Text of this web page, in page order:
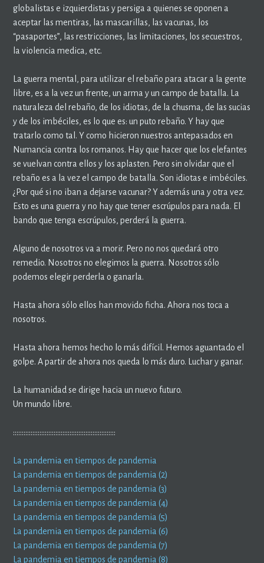
globalistas e izquierdistas y persiga a quienes se oponen a
aceptar las mentiras, las mascarillas, las vacunas, los
“pasaportes”, las restricciones, las limitaciones, los secuestros,
la violencia medica, etc.
La guerra mental, para utilizar el rebaño para atacar a la gente
libre, es a la vez un frente, un arma y un campo de batalla. La
naturaleza del rebaño, de los idiotas, de la chusma, de las sucias
y de los imbéciles, es lo que es: un puto rebaño. Y hay que
tratarlo como tal. Y como hicieron nuestros antepasados en
Numancia contra los romanos. Hay que hacer que los elefantes
se vuelvan contra ellos y los aplasten. Pero sin olvidar que el
rebaño es a la vez el campo de batalla. Son idiotas e imbéciles.
¿Por qué si no iban a dejarse vacunar? Y además una y otra vez.
Esto es una guerra y no hay que tener escrúpulos para nada. El
bando que tenga escrúpulos, perderá la guerra.
Alguno de nosotros va a morir. Pero no nos quedará otro
remedio. Nosotros no elegimos la guerra. Nosotros sólo
podemos elegir perderla o ganarla.
Hasta ahora sólo ellos han movido ficha. Ahora nos toca a
nosotros.
Hasta ahora hemos hecho lo más difícil. Hemos aguantado el
golpe. A partir de ahora nos queda lo más duro. Luchar y ganar.
La humanidad se dirige hacia un nuevo futuro.
Un mundo libre.
::::::::::::::::::::::::::::::::::::::::::::::::::::::::::
La pandemia en tiempos de pandemia
La pandemia en tiempos de pandemia (2)
La pandemia en tiempos de pandemia (3)
La pandemia en tiempos de pandemia (4)
La pandemia en tiempos de pandemia (5)
La pandemia en tiempos de pandemia (6)
La pandemia en tiempos de pandemia (7)
La pandemia en tiempos de pandemia (8)